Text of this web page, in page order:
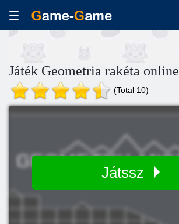
Játék Geometria rakéta online
(Total 10)
Játssz